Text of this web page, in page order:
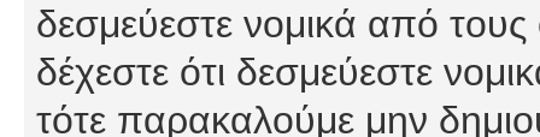
δεσμεύεστε νομικά από
δέχεστε ότι δεσμεύεστε
τότε παρακαλούμε μην